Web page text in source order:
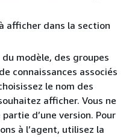
afficher dans la section
modèle, des groupes
connaissances associés
le nom des
afficher. Vous ne
d’une version. Pour
à l’agent, utilisez la